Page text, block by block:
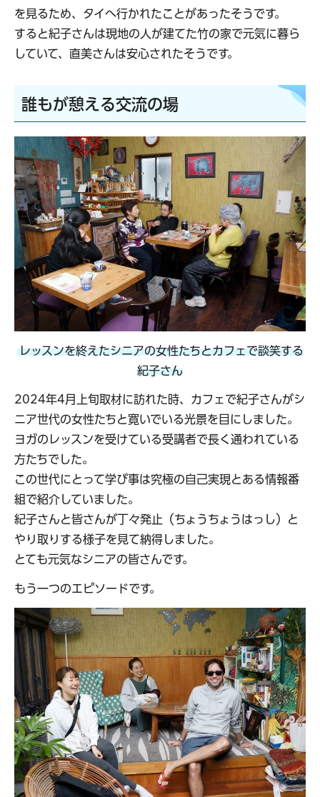
を見るため、タイへ行かれたことがあったそうです。
すると紀子さんは現地の人が建てた竹の家で元気に暮ら
していて、直美さんは安心されたそうです。
誰もが憩える交流の場
レッスンを終えたシニアの女性たちとカフェで談笑する
紀子さん
2024年4月上旬取材に訪れた時、カフェで紀子さんがシ
ニア世代の女性たちと寛いでいる光景を目にしました。
ヨガのレッスンを受けている受講者で長く通われている
方たちでした。
この世代にとって学び事は究極の自己実現とある情報番
組で紹介していました。
紀子さんと皆さんが丁々発止（ちょうちょうはっし）と
やり取りする様子を見て納得しました。
とても元気なシニアの皆さんです。
もう一つのエピソードです。